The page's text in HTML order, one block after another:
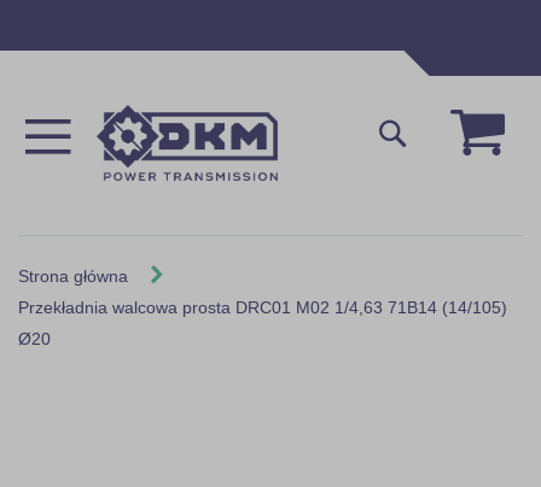
Mój
Szukaj
Strona główna
Przekładnia walcowa prosta DRC01 M02 1/4,63 71B14 (14/105)
Ø20